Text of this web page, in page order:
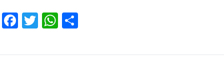
Facebook
TwitterWhatsApp